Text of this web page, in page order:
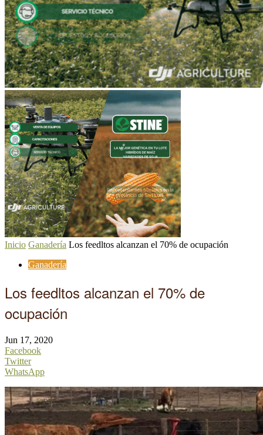
Inicio Ganadería Los feedltos alcanzan el 70% de ocupación
Ganadería
Los feedltos alcanzan el 70% de
ocupación
Jun 17, 2020
Facebook
Twitter
WhatsApp